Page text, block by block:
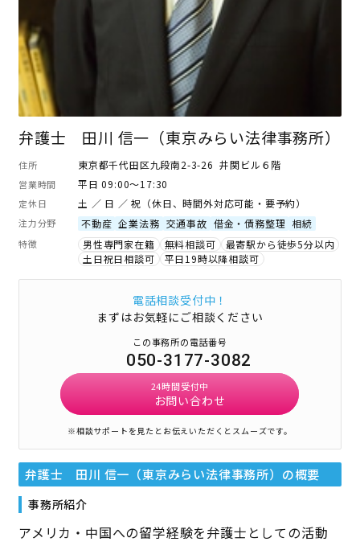
弁護士 田川 信一（東京みらい法律事務所）
住所 東京都千代田区九段南2-3-26 井関ビル６階
営業時間 平日 09:00～17:30
定休日 土 ／ 日 ／ 祝（休日、時間外対応可能・要予約）
注力分野 不動産 企業法務 交通事故 借金・債務整理 相続
特徴 男性専門家在籍 無料相談可
最寄駅から徒歩5分以内
土日祝日相談可
平日19時以降相談可
電話相談受付中！
まずはお気軽にご相談ください
この事務所の電話番号
050-3177-3082
24時間受付中
お問い合わせ
※相談サポートを見たとお伝えいただくとスムーズです。
弁護士 田川 信一（東京みらい法律事務所） の概要
事務所紹介
アメリカ・中国への留学経験を弁護士としての活動